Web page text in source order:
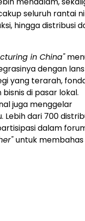
seluruh rantai
hingga distribusi
in China"
dengan
yang terarah,
di pasar lokal.
juga menggelar
Lebih dari 700
dalam
untuk membahas